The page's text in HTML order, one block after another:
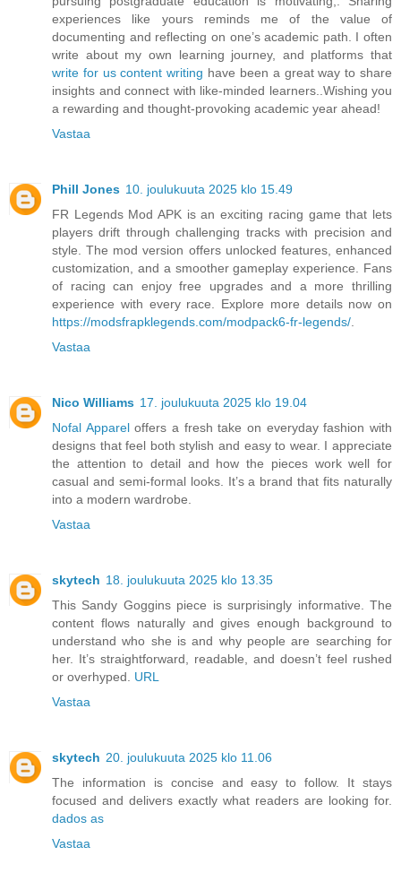
experiences like yours reminds me of the value of
documenting and reflecting on one’s academic path. I often
write about my own learning journey, and platforms that
write for us content writing have been a great way to share
insights and connect with like-minded learners..Wishing you
a rewarding and thought-provoking academic year ahead!
Vastaa
Phill Jones 10. joulukuuta 2025 klo 15.49
FR Legends Mod APK is an exciting racing game that lets
players drift through challenging tracks with precision and
style. The mod version offers unlocked features, enhanced
customization, and a smoother gameplay experience. Fans
of racing can enjoy free upgrades and a more thrilling
experience with every race. Explore more details now on
https://modsfrapklegends.com/modpack6-fr-legends/
Vastaa
Nico Williams 17. joulukuuta 2025 klo 19.04
Nofal Appareloffers a fresh take on everyday fashion with
designs that feel both stylish and easy to wear. I appreciate
the attention to detail and how the pieces work well for
casual and semi-formal looks. It’s a brand that fits naturally
into a modern wardrobe.
Vastaa
skytech 18. joulukuuta 2025 klo 13.35
This Sandy Goggins piece is surprisingly informative. The
content flows naturally and gives enough background to
understand who she is and why people are searching for
her. It’s straightforward, readable, and doesn’t feel rushed
or overhyped. URL
Vastaa
skytech 20. joulukuuta 2025 klo 11.06
The information is concise and easy to follow. It stays
focused and delivers exactly what readers are looking for.
dados as
Vastaa